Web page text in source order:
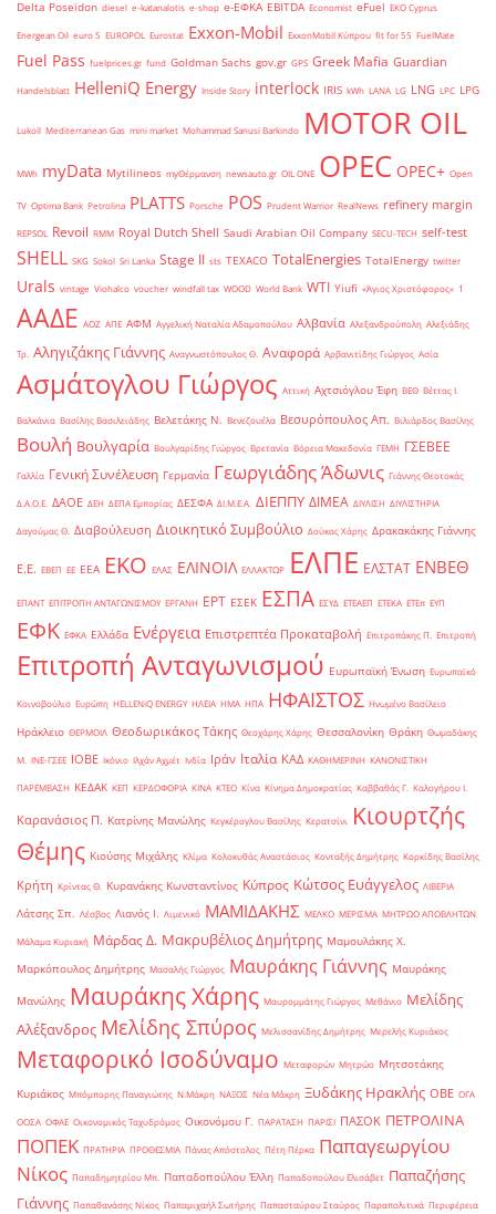
Delta Poseidon diesel e-katanalotis e-shop e-ΕΦΚΑ EBITDA Economist eFuel EKO Cyprus
Energean Oil euro 5 EUROPOL Eurostat Exxon-Mobil ExxonMobil Κύπρου fit for 55 FuelMate
Fuel Pass fuelprices.gr fund Goldman Sachs gov.gr GPS Greek Mafia Guardian
Handelsblatt HelleniQ Energy Inside Story interlock IRIS kWh LANA LG LNG LPC LPG
Lukoil Mediterranean Gas mini market Mohammad Sanusi Barkindo MOTOR OIL
MWh myData Mytilineos myΘέρμανση newsauto.gr OIL ONE OPEC OPEC+ Open
TV Optima Bank Petrolina PLATTS Porsche POS Prudent Warrior RealNews refinery margin
REPSOL Revoil RMM Royal Dutch Shell Saudi Arabian Oil Company SECU-TECH self-test
SHELL SKG Sokol Sri Lanka Stage II sts TEXACO TotalEnergies TotalEnergy twitter
Urals vintage Viohalco voucher windfall tax WOOD World Bank WTI Yiufi «Άγιος Χριστόφορος» ΄1
ΑΑΔΕ ΑΟΖ ΑΠΕ ΑΦΜ Αγγελική Ναταλία Αδαμοπούλου Αλβανία Αλεξανδρούπολη Αλεξιάδης
Τρ. Αληγιζάκης Γιάννης Αναγνωστόπουλος Θ. Αναφορά Αρβανιτίδης Γιώργος Ασία
Ασμάτογλου Γιώργος Αττική Αχτσιόγλου Έφη ΒΕΘ Βέττας Ι.
Βαλκάνια Βασίλης Βασιλειάδης Βελετάκης Ν. Βενεζουέλα Βεσυρόπουλος Απ. Βιλιάρδος Βασίλης
Βουλή Βουλγαρία Βουλγαρίδης Γιώργος Βρετανία Βόρεια Μακεδονία ΓΕΜΗ ΓΣΕΒΕΕ
Γαλλία Γενική Συνέλευση Γερμανία Γεωργιάδης Άδωνις Γιάννης Θεοτοκάς
Δ.Α.Ο.Ε. ΔΑΟΕ ΔΕΗ ΔΕΠΑ Εμπορίας ΔΕΣΦΑ ΔΙ.Μ.Ε.Α. ΔΙΕΠΠΥ ΔΙΜΕΑ ΔΙΥΛΙΣΗ ΔΙΥΛΙΣΤΗΡΙΑ
Δαγούμας Θ. Διαβούλευση Διοικητικό Συμβούλιο Δούκας Χάρης Δρακακάκης Γιάννης
Ε.Ε. ΕΒΕΠ ΕΕ ΕΕΑ ΕΚΟ ΕΛΑΣ ΕΛΙΝΟΙΛ ΕΛΛΑΚΤΩΡ ΕΛΠΕ ΕΛΣΤΑΤ ΕΝΒΕΘ
ΕΠΑΝΤ ΕΠΙΤΡΟΠΗ ΑΝΤΑΓΩΝΙΣΜΟΥ ΕΡΓΑΝΗ ΕΡΤ ΕΣΕΚ ΕΣΠΑ ΕΣΥΔ ΕΤΕΑΕΠ ΕΤΕΚΑ ΕΤΕπ ΕΥΠ
ΕΦΚ ΕΦΚΑ Ελλάδα Ενέργεια Επιστρεπτέα Προκαταβολή Επιτροπάκης Π. Επιτροπή
Επιτροπή Ανταγωνισμού Ευρωπαϊκή Ένωση Ευρωπαϊκό
Κοινοβούλιο Ευρώπη ΗELLENiQ ENERGY ΗΛΕΙΑ ΗΜΑ ΗΠΑ ΗΦΑΙΣΤΟΣ Ηνωμένο Βασίλειο
Ηράκλειο ΘΕΡΜΟΙΛ Θεοδωρικάκος Τάκης Θεοχάρης Χάρης Θεσσαλονίκη Θράκη Θωμαδάκης
Μ. ΙΝΕ-ΓΣΕΕ ΙΟΒΕ Ικόνιο Ιλχάν Αχμέτ Ινδία Ιράν Ιταλία ΚΑΔ ΚΑΘΗΜΕΡΙΝΗ ΚΑΝΟΝΙΣΤΙΚΗ
ΠΑΡΕΜΒΑΣΗ ΚΕΔΑΚ ΚΕΠ ΚΕΡΔΟΦΟΡΙΑ ΚΙΝΑ ΚΤΕΟ Κίνα Κίνημα Δημοκρατίας Καββαθάς Γ. Καλογήρου Ι.
Καρανάσιος Π. Κατρίνης Μανώλης Κεγκέρογλου Βασίλης Κερατσίνι
Κιουρτζής
Θέμης Κιούσης Μιχάλης Κλίμα Κολοκυθάς Αναστάσιος Κονταξής Δημήτρης Κορκίδης Βασίλης
Κρήτη Κρίντας Θ. Κυρανάκης Κωνσταντίνος Κύπρος Κώτσος Ευάγγελος ΛΙΒΕΡΙΑ
Λάτσης Σπ. Λέσβος Λιανός Ι. Λιμενικό ΜΑΜΙΔΑΚΗΣ ΜΕΛΚΟ ΜΕΡΙΣΜΑ ΜΗΤΡΩΟ ΑΠΟΒΛΗΤΩΝ
Μάλαμα Κυριακή Μάρδας Δ. Μακρυβέλιος Δημήτρης Μαμουλάκης Χ.
Μαρκόπουλος Δημήτρης Μασαλής Γιώργος Μαυράκης Γιάννης Μαυράκης
Μανώλης Μαυράκης Χάρης Μαυρομμάτης Γιώργος Μεθάνιο Μελίδης
Αλέξανδρος Μελίδης Σπύρος Μελισσανίδης Δημήτρης Μερελής Κυριάκος
Μεταφορικό Ισοδύναμο Μεταφορών Μητρώο Μητσοτάκης
Κυριάκος Μπόμπορης Παναγιώτης Ν.Μάκρη ΝΑΞΟΣ Νέα Μάκρη Ξυδάκης Ηρακλής ΟΒΕ ΟΓΑ
ΟΟΣΑ ΟΦΑΕ Οικονομικός Ταχυδρόμος Οικονόμου Γ. ΠΑΡΑΤΑΣΗ ΠΑΡΙΣΙ ΠΑΣΟΚ ΠΕΤΡΟΛΙΝΑ
ΠΟΠΕΚ ΠΡΑΤΗΡΙΑ ΠΡΟΘΕΣΜΙΑ Πάνας Απόστολος Πέτη Πέρκα Παπαγεωργίου
Νίκος Παπαδημητρίου Μπ. Παπαδοπούλου Έλλη Παπαδοπούλου Ελισάβετ Παπαζήσης
Γιάννης Παπαθανάσης Νίκος Παπαμιχαήλ Σωτήρης Παπασταύρου Σταύρος Παραπολιτικά Περιφέρεια